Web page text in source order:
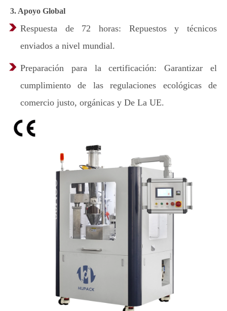
3. Apoyo Global
Respuesta de 72 horas: Repuestos y técnicos
enviados a nivel mundial.
Preparación para la certificación: Garantizar el
cumplimiento de las regulaciones ecológicas de
comercio justo, orgánicas y De La UE.